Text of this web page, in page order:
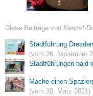
Diese Beiträge von Kennst-
Stadtführung
(vom 26. November
Stadtführungen bald
Mache-einen-
(vom 30. März 2021)